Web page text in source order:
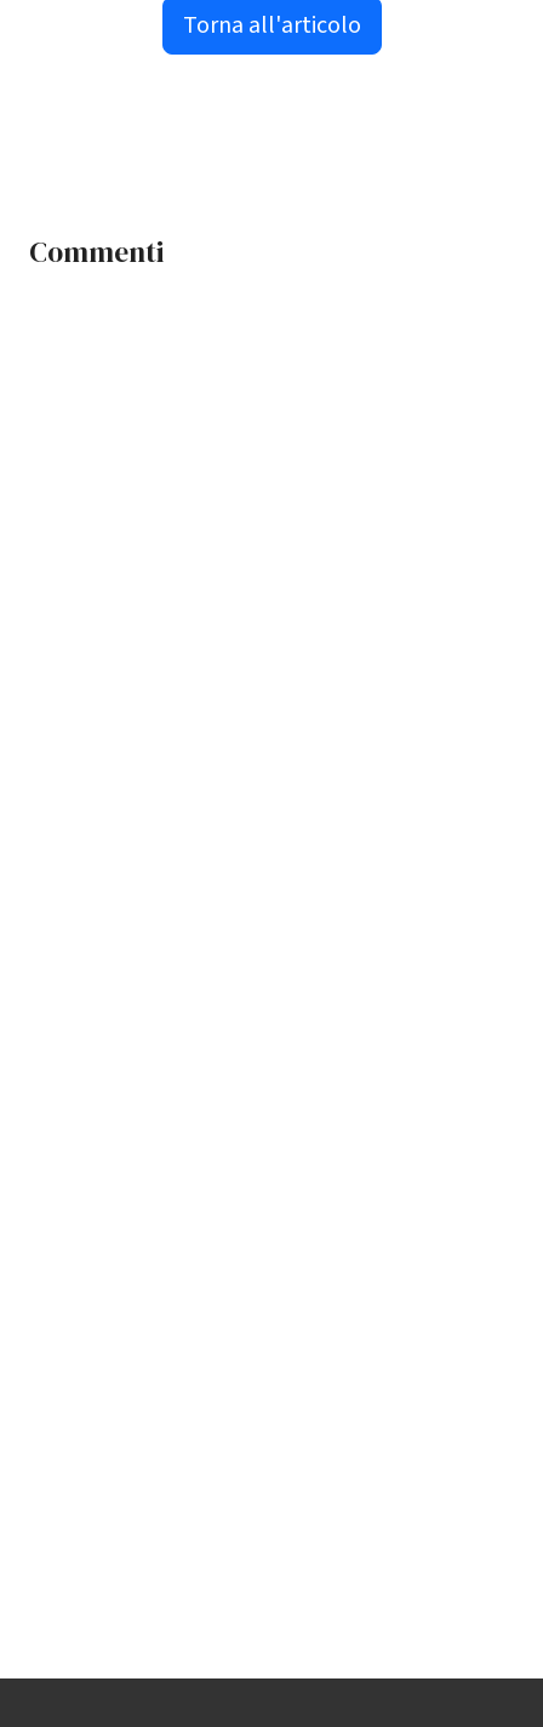
Torna all'articolo
Commenti